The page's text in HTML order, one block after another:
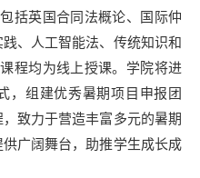
括英国合同法概论、国际仲
、人工智能法、传统知识和
程均为线上授课。学院将进
，组建优秀暑期项目申报团
致力于营造丰富多元的暑期
广阔舞台，助推学生成长成